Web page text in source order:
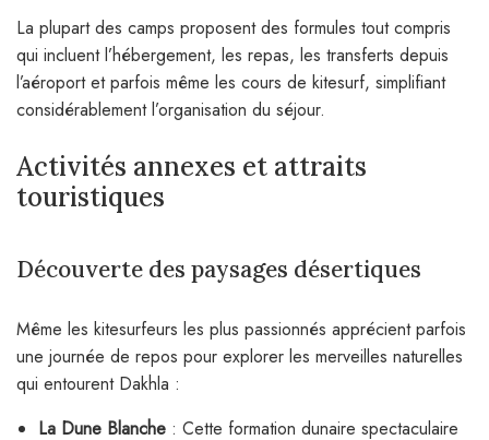
La plupart des camps proposent des formules tout compris
qui incluent l’hébergement, les repas, les transferts depuis
l’aéroport et parfois même les cours de kitesurf, simplifiant
considérablement l’organisation du séjour.
Activités annexes et attraits
touristiques
Découverte des paysages désertiques
Même les kitesurfeurs les plus passionnés apprécient parfois
une journée de repos pour explorer les merveilles naturelles
qui entourent Dakhla :
La Dune Blanche : Cette formation dunaire spectaculaire